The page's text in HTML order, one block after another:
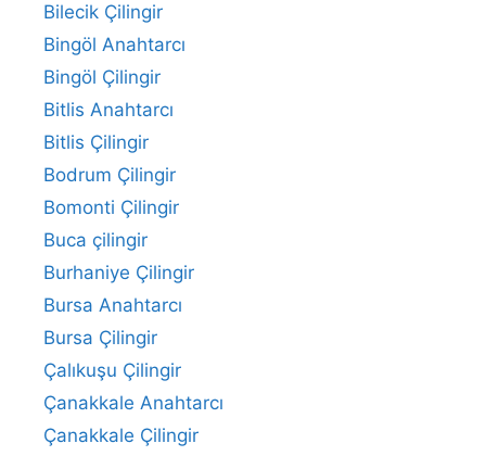
Bilecik Çilingir
Bingöl Anahtarcı
Bingöl Çilingir
Bitlis Anahtarcı
Bitlis Çilingir
Bodrum Çilingir
Bomonti Çilingir
Buca çilingir
Burhaniye Çilingir
Bursa Anahtarcı
Bursa Çilingir
Çalıkuşu Çilingir
Çanakkale Anahtarcı
Çanakkale Çilingir